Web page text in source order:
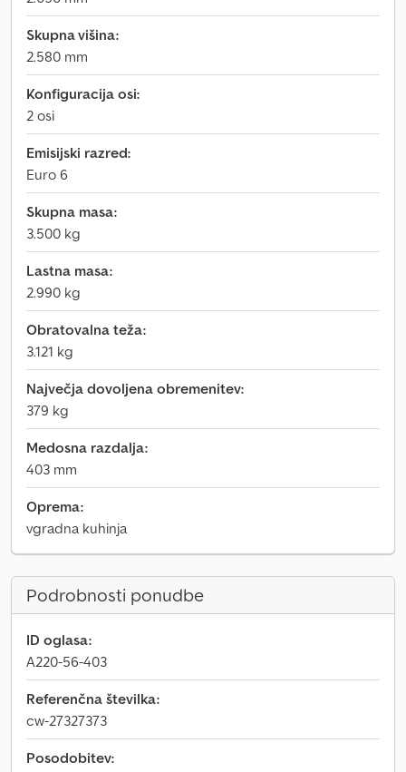
Skupna višina:
2.580 mm
Konfiguracija osi:
2 osi
Emisijski razred:
Euro 6
Skupna masa:
3.500 kg
Lastna masa:
2.990 kg
Obratovalna teža:
3.121 kg
Največja dovoljena obremenitev:
379 kg
Medosna razdalja:
403 mm
Oprema:
vgradna kuhinja
Podrobnosti ponudbe
ID oglasa:
A220-56-403
Referenčna številka:
cw-27327373
Posodobitev: